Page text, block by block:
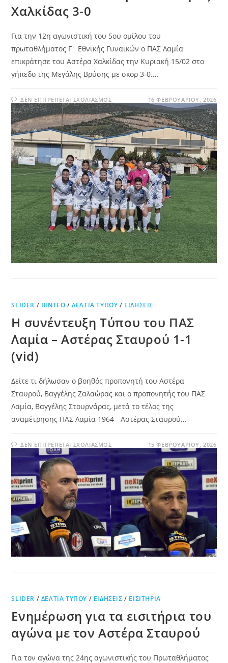
Χαλκίδας 3-0
Για την 12η αγωνιστική του 5ου ομίλου του
πρωταθλήματος Γ΄ Εθνικής Γυναικών ο ΠΑΣ Λαμία
επικράτησε του Αστέρα Χαλκίδας την Κυριακή 15/02 στο
γήπεδο της Μεγάλης Βρύσης με σκορ 3-0.…
ΔΕΝ ΕΠΙΤΡΈΠΕΤΑΙ ΣΧΟΛΙΑΣΜΌΣ 16 ΦΕΒΡΟΥΑΡΊΟΥ, 2026
SLIDER / ΒΊΝΤΕΟ /ΔΕΛΤΊΑ ΤΎΠΟΥ / ΕΙΔΉΣΕΙΣ
Η συνέντευξη Τύπου του ΠΑΣ
Λαμία – Αστέρας Σταυρού 1-1
(vid)
Δείτε τι δήλωσαν ο βοηθός προπονητή του Αστέρα
Σταυρού, Βαγγέλης Ζαλαώρας και ο προπονητής του ΠΑΣ
Λαμία, Βαγγέλης Στουρνάρας, μετά το τέλος της
αναμέτρησης ΠΑΣ Λαμία 1964 - Αστέρας Σταυρού…
ΔΕΝ ΕΠΙΤΡΈΠΕΤΑΙ ΣΧΟΛΙΑΣΜΌΣ 15 ΦΕΒΡΟΥΑΡΊΟΥ, 2026
SLIDER / ΔΕΛΤΊΑ ΤΎΠΟΥ / ΕΙΔΉΣΕΙΣ / ΕΙΣΙΤΉΡΙΑ
Ενημέρωση για τα εισιτήρια του
αγώνα με τον Αστέρα Σταυρού
Για τον αγώνα της 24ης αγωνιστικής του Πρωταθλήματος